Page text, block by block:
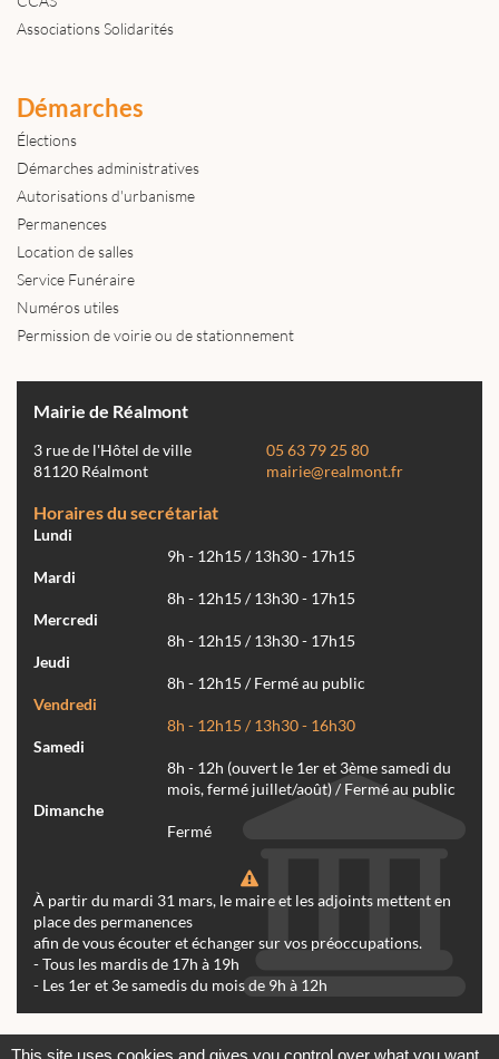
Associations Solidarités
Démarches
Élections
Démarches administratives
Autorisations d'urbanisme
Permanences
Location de salles
Service Funéraire
Numéros utiles
Permission de voirie ou de stationnement
Mairie de Réalmont
3 rue de l'Hôtel de ville
81120 Réalmont
05 63 79 25 80
mairie@realmont.fr
Horaires du secrétariat
Lundi
9h - 12h15 / 13h30 - 17h15
Mardi
8h - 12h15 / 13h30 - 17h15
Mercredi
8h - 12h15 / 13h30 - 17h15
Jeudi
8h - 12h15 / Fermé au public
Vendredi
8h - 12h15 / 13h30 - 16h30
Samedi
8h - 12h (ouvert le 1er et 3ème samedi du
mois, fermé juillet/août) / Fermé au public
Dimanche
Fermé
À partir du mardi 31 mars, le maire et les adjoints mettent en
place des permanences
afin de vous écouter et échanger sur vos préoccupations.
- Tous les mardis de 17h à 19h
- Les 1er et 3e samedis du mois de 9h à 12h
This site uses cookies and gives you control over what you want